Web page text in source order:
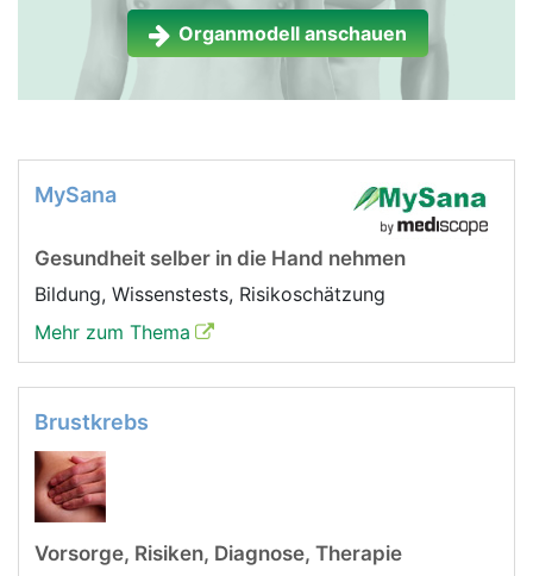
Organmodell anschauen
MySana
Gesundheit selber in die Hand nehmen
Bildung, Wissenstests, Risikoschätzung
Mehr zum Thema
Brustkrebs
Vorsorge, Risiken, Diagnose, Therapie